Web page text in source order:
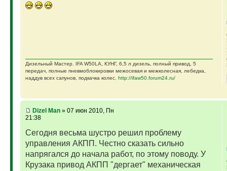
Дизельный Мастер. IFA W50LA, КУНГ, 6,5 л дизель, полный привод, 5
передач, полные пневмоблокировки межосевая и межколесная, лебедка,
наддув всех сапунов, подкачка колес. http://ifaw50.forum24.ru/
Dizel Man» 07 июн 2010, Пн
21:38
Сегодня весьма шустро решил проблему
управления АКПП. Честно сказать сильно
напрягался до начала работ, по этому поводу. У
Крузака привод АКПП "дергает" механическая